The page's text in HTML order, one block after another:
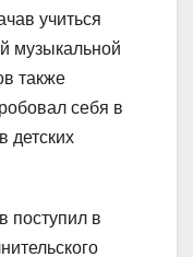
учиться
музыкальной
также
себя в
детских
поступил в